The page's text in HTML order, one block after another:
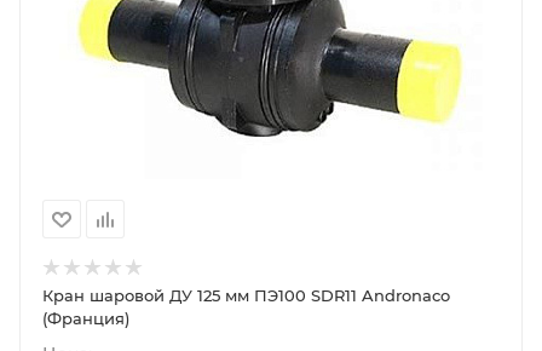
Кран шаровой ДУ 125 мм ПЭ100 SDR11 Andronaco
(Франция)